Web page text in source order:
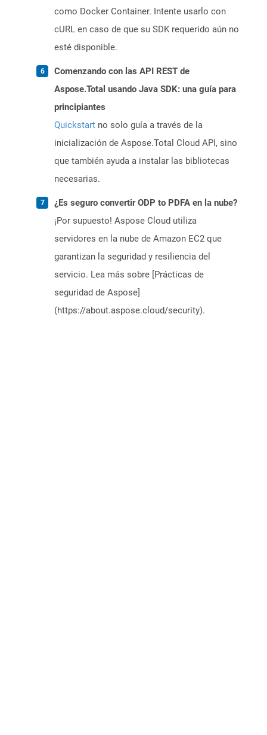
como Docker Container. Intente usarlo con
cURL en caso de que su SDK requerido aún no
esté disponible.
Comenzando con las API REST de
Aspose.Total usando Java SDK: una guía para
principiantes
Quickstart no solo guía a través de la
inicialización de Aspose.Total Cloud API, sino
que también ayuda a instalar las bibliotecas
necesarias.
¿Es seguro convertir ODP to PDFA en la nube?
¡Por supuesto! Aspose Cloud utiliza
servidores en la nube de Amazon EC2 que
garantizan la seguridad y resiliencia del
servicio. Lea más sobre [Prácticas de
seguridad de Aspose]
(https://about.aspose.cloud/security).